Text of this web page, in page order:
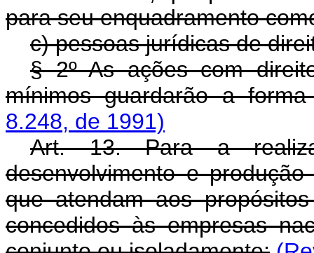
para seu enquadramento
c) pessoas jurídicas de
§ 2º As ações com
mínimos guardarão a forma
8.248, de 1991)
Art. 13. Para a
desenvolvimento e
que atendam aos
concedidos às empresas